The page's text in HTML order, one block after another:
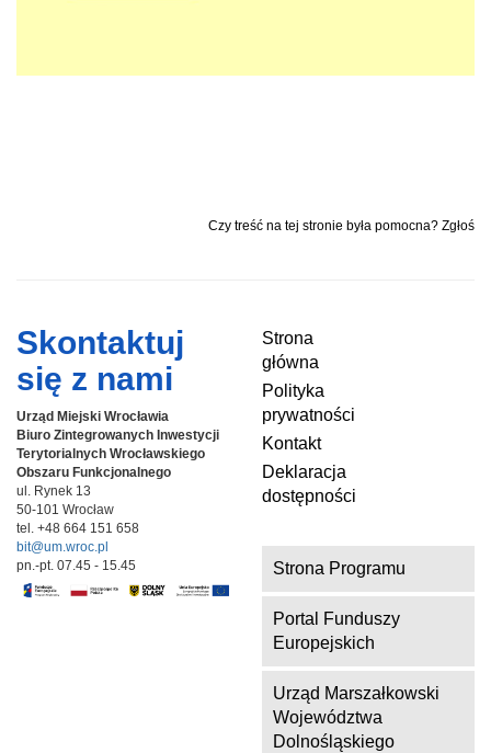
Czy treść na tej stronie była pomocna? Zgłoś
Skontaktuj
się z nami
Urząd Miejski Wrocławia
Biuro Zintegrowanych Inwestycji
Terytorialnych Wrocławskiego
Obszaru Funkcjonalnego
ul. Rynek 13
50-101 Wrocław
tel. +48 664 151 658
bit@um.wroc.pl
pn.-pt. 07.45 - 15.45
Strona
główna
Polityka
prywatności
Kontakt
Deklaracja
dostępności
Strona Programu
Portal Funduszy
Europejskich
Urząd Marszałkowski
Województwa
Dolnośląskiego